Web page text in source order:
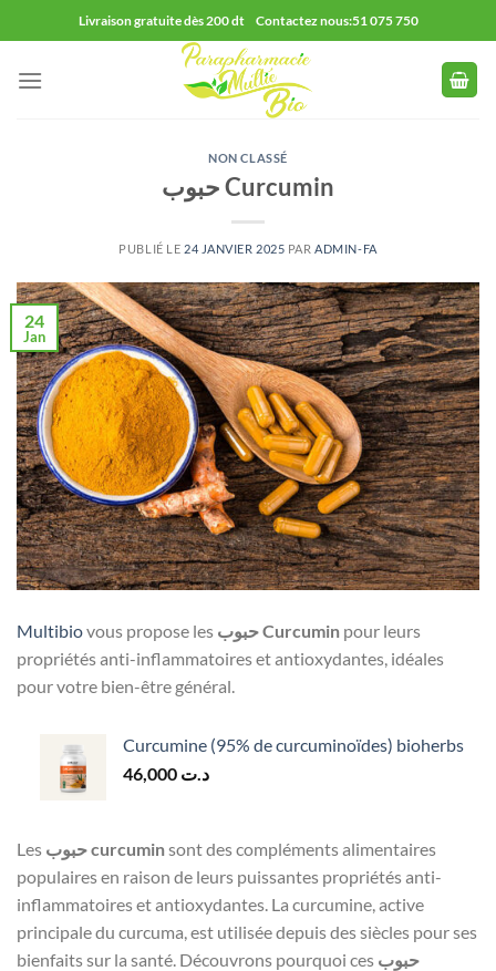
au
contenu
Livraison gratuite dès 200 dt Contactez nous:51 075 750
NON CLASSÉ
حبوب Curcumin
PUBLIÉ LE 24 JANVIER 2025 PAR ADMIN-FA
24
Jan
Multibiovous propose les حبوب Curcumin pour leurs
propriétés anti-inflammatoires et antioxydantes, idéales
pour votre bien-être général.
Curcumine (95% de curcuminoïdes) bioherbs
د.ت 46,000
Les حبوب curcuminsont des compléments alimentaires
populaires en raison de leurs puissantes propriétés anti-
inflammatoires et antioxydantes. La curcumine, active
principale du curcuma, est utilisée depuis des siècles pour ses
bienfaits sur la santé. Découvrons pourquoi ces حبوب